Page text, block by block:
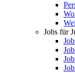
Jobs für